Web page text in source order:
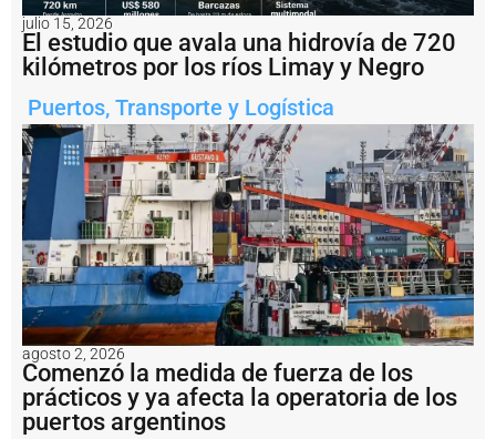
a
li
d
d
e
l
a
m
e
rí
a
a
r
g
e
n
ti
n
julio 15, 2026
El estudio que avala una hidrovía de 720
kilómetros por los ríos Limay y Negro
Puertos, Transporte y Logística
agosto 2, 2026
Comenzó la medida de fuerza de los
prácticos y ya afecta la operatoria de los
puertos argentinos